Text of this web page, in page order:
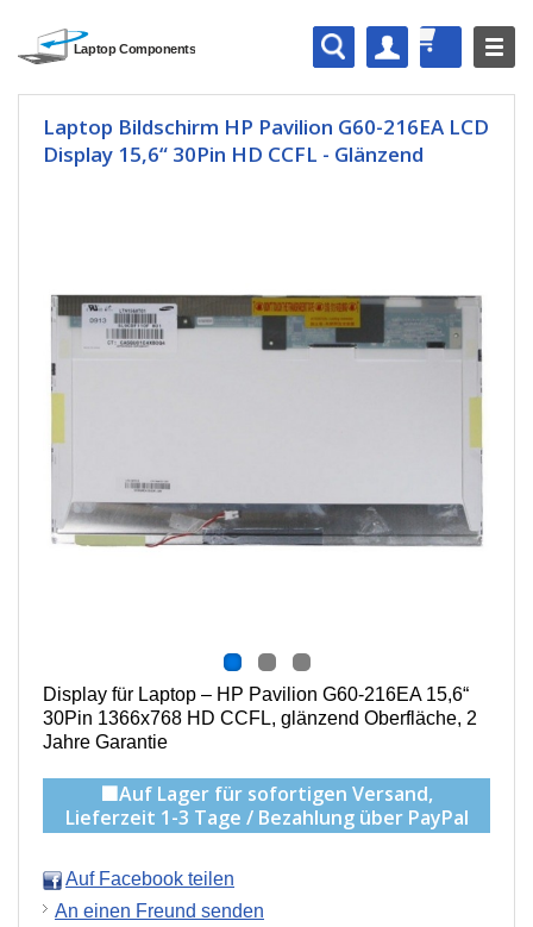
Laptop Bildschirm HP Pavilion G60-216EA LCD
Display 15,6“ 30Pin HD CCFL - Glänzend
Display für Laptop – HP Pavilion G60-216EA 15,6“
30Pin 1366x768 HD CCFL, g länzend Oberfläche, 2
Jahre Garantie
🟩Auf Lager für sofortigen Versand,
Lieferzeit 1-3 Tage / Bezahlung über PayPal
Auf Facebook teilen
An einen Freund senden